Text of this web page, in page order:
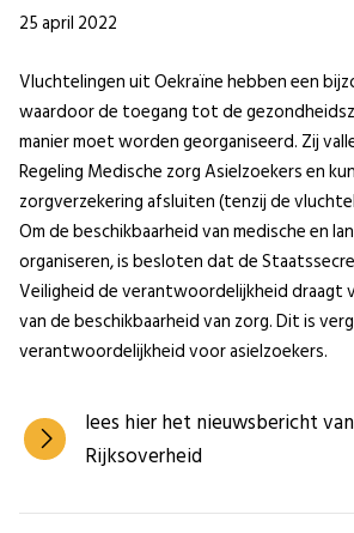
25 april 2022
Vluchtelingen uit Oekraïne hebben een
waardoor de toegang tot de
manier moet worden georganiseerd. Zij
Regeling Medische zorg Asielzoekers en
zorgverzekering afsluiten (tenzij de
Om de beschikbaarheid van medische en
organiseren, is besloten dat de
Veiligheid de verantwoordelijkheid draagt
van de beschikbaarheid van zorg. Dit is
verantwoordelijkheid voor asielzoekers.
lees hier het nieuwsbericht
Rijksoverheid